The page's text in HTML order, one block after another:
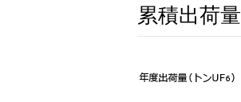
累積出荷量